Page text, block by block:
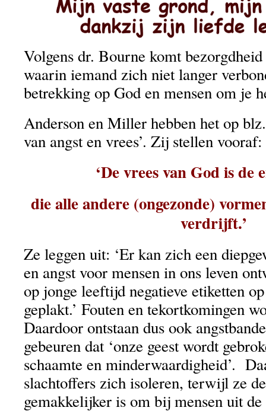
Volgens dr. Bourne komt
waarin iemand zich niet langer
betrekking op God en mensen om je
Anderson en Miller hebben het op
van angst en vrees’. Zij stellen vooraf:
‘De vrees van God is de
die alle andere (ongezonde)
verdrijft.’
Ze leggen uit: ‘Er kan zich een
en angst voor mensen in ons leven
op jonge leeftijd negatieve etiketten
geplakt.’ Fouten en tekortkomingen
Daardoor ontstaan dus ook
gebeuren dat ‘onze geest wordt
schaamte en minderwaardigheid’.
slachtoffers zich isoleren, terwijl ze
gemakkelijker is om bij mensen uit